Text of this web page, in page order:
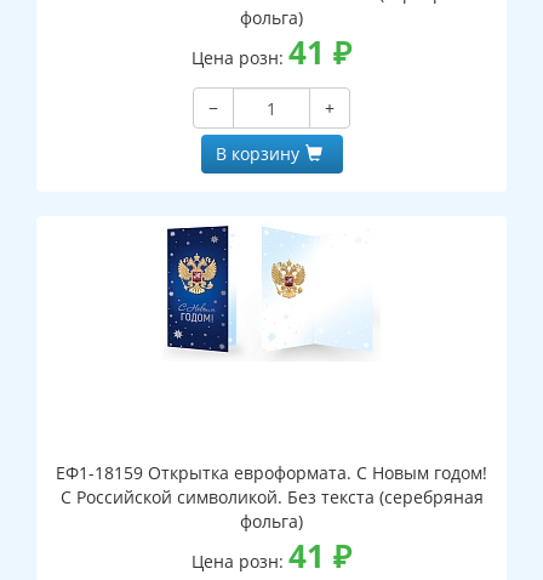
фольга)
Цена розн: 41 ₽
−
+
В корзину
ЕФ1-18159 Открытка евроформата. С Новым годом!
С Российской символикой. Без текста (серебряная
фольга)
Цена розн: 41 ₽